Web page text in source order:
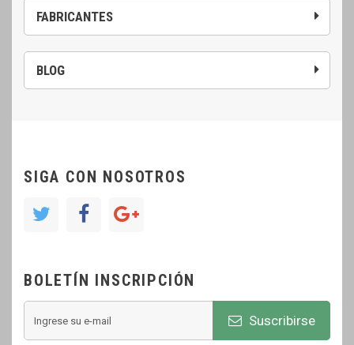
FABRICANTES
BLOG
SIGA CON NOSOTROS
BOLETÍN INSCRIPCIÓN
Suscribirse